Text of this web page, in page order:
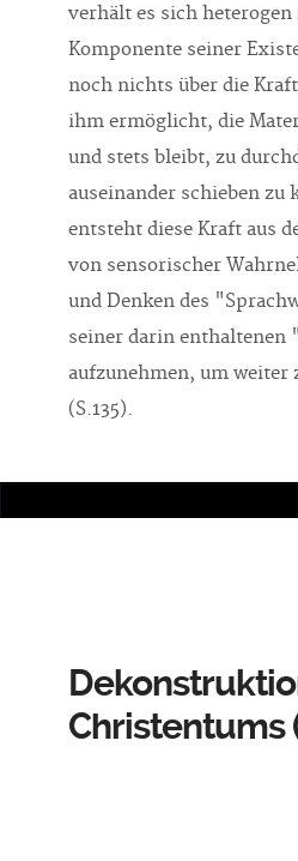
Komponente seiner
noch nichts über die
ihm ermöglicht, die
und stets bleibt, zu
auseinander schieben zu
entsteht diese Kraft aus
von sensorischer
und Denken des
seiner darin enthaltenen
aufzunehmen, um weiter
(S.135).
Christentums